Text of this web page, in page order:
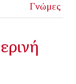
Γνώμες